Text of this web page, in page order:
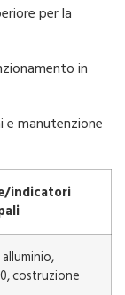
per la
in
manutenzione
indicatori
costruzione